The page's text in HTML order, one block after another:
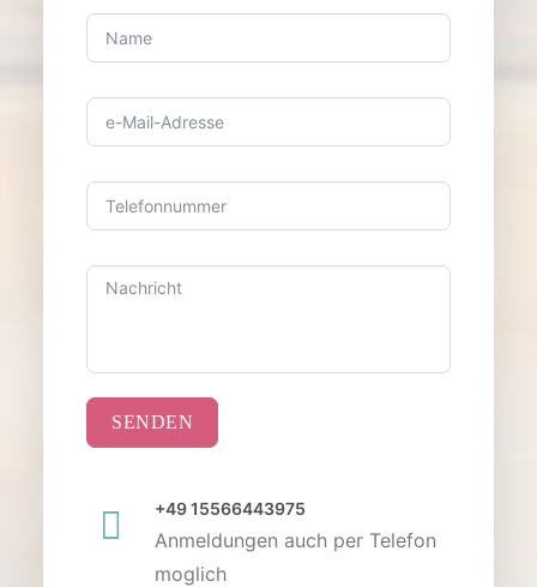
SENDEN
+49 15566443975
Anmeldungen auch per Telefon
moglich